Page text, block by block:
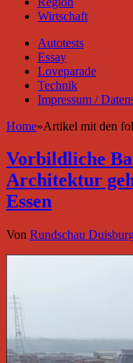
Wirtschaft
Autotests
Essay
Loveparade
Technik
Impressum /
Home»Artikel mit den
Vorbildliche
Architektur
Essen
Von Rundschau